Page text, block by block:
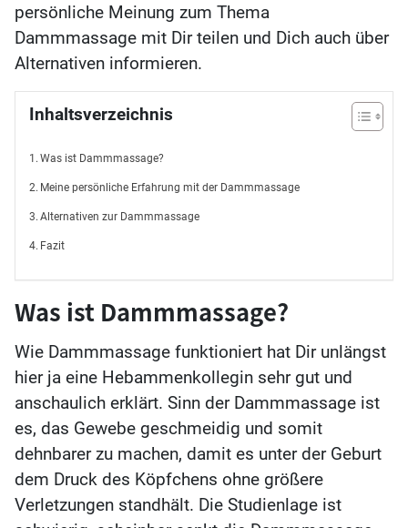
persönliche Meinung zum Thema
Dammmassage mit Dir teilen und Dich auch über
Alternativen informieren.
Inhaltsverzeichnis
Was ist Dammmassage?
Meine persönliche Erfahrung mit der Dammmassage
Alternativen zur Dammmassage
Fazit
Was ist Dammmassage?
Wie Dammmassage funktioniert hat Dir unlängst
hier ja eine Hebammenkollegin sehr gut und
anschaulich erklärt. Sinn der Dammmassage ist
es, das Gewebe geschmeidig und somit
dehnbarer zu machen, damit es unter der Geburt
dem Druck des Köpfchens ohne größere
Verletzungen standhält. Die Studienlage ist